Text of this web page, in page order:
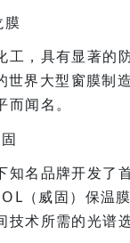
膜
工，具有显著的
世界大型窗膜制
闻名。
知名品牌开发了
（威固）保温
技术所需的光谱